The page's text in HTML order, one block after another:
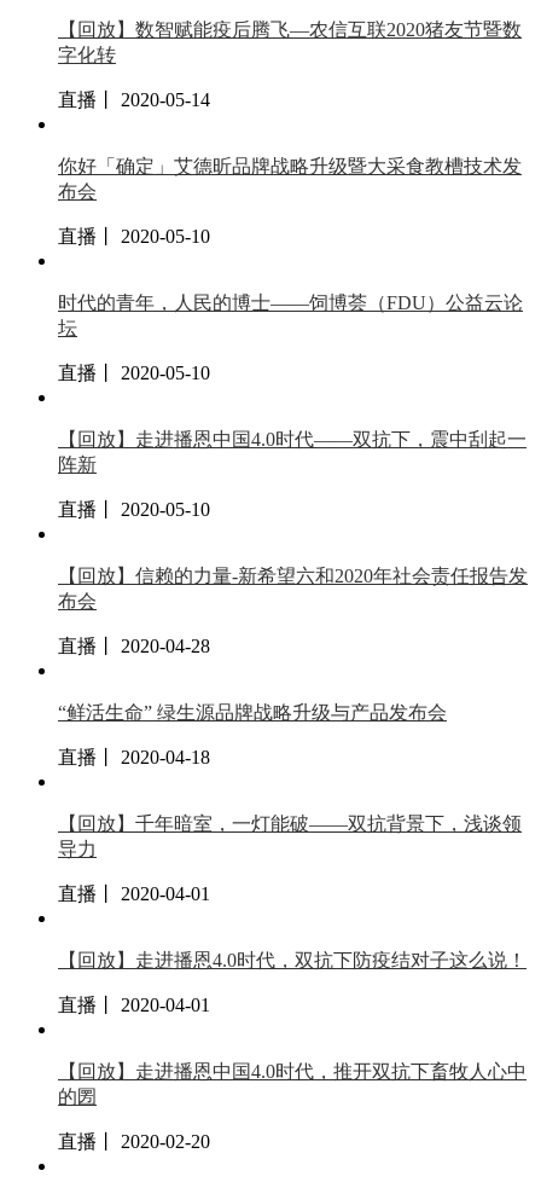
【回放】数智赋能疫后腾飞—农信互联2020猪友节暨数
字化转
直播丨 2020-05-14
你好「确定」艾德昕品牌战略升级暨大采食教槽技术发
布会
直播丨 2020-05-10
时代的青年，人民的博士——饲博荟（FDU）公益云论
坛
直播丨 2020-05-10
【回放】走进播恩中国4.0时代——双抗下，震中刮起一
阵新
直播丨 2020-05-10
【回放】信赖的力量-新希望六和2020年社会责任报告发
布会
直播丨 2020-04-28
“鲜活生命” 绿生源品牌战略升级与产品发布会
直播丨 2020-04-18
【回放】千年暗室，一灯能破——双抗背景下，浅谈领
导力
直播丨 2020-04-01
【回放】走进播恩4.0时代，双抗下防疫结对子这么说！
直播丨 2020-04-01
【回放】走进播恩中国4.0时代，推开双抗下畜牧人心中
的圐
直播丨 2020-02-20